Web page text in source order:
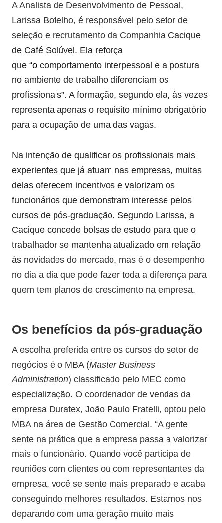
A Analista de Desenvolvimento de Pessoal,
Larissa Botelho, é responsável pelo setor de
seleção e recrutamento da Companhia Cacique
de Café Solúvel. Ela reforça
que “o comportamento interpessoal e a postura
no ambiente de trabalho diferenciam os
profissionais”. A formação, segundo ela, às vezes
representa apenas o requisito mínimo obrigatório
para a ocupação de uma das vagas.
Na intenção de qualificar os profissionais mais
experientes que já atuam nas empresas, muitas
delas oferecem incentivos e valorizam os
funcionários que demonstram interesse pelos
cursos de pós-graduação. Segundo Larissa, a
Cacique concede bolsas de estudo para que o
trabalhador se mantenha atualizado em relação
às novidades do mercado, mas é o desempenho
no dia a dia que pode fazer toda a diferença para
quem tem planos de crescimento na empresa.
Os benefícios da pós-graduação
A escolha preferida entre os cursos do setor de
negócios é o MBA (Master Business
Administration) classificado pelo MEC como
especialização. O coordenador de vendas da
empresa Duratex, João Paulo Fratelli, optou pelo
MBA na área de Gestão Comercial. “A gente
sente na prática que a empresa passa a valorizar
mais o funcionário. Quando você participa de
reuniões com clientes ou com representantes da
empresa, você se sente mais preparado e acaba
conseguindo melhores resultados. Estamos nos
deparando com uma geração muito mais